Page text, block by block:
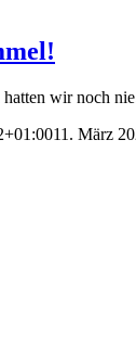
wir noch
11. März